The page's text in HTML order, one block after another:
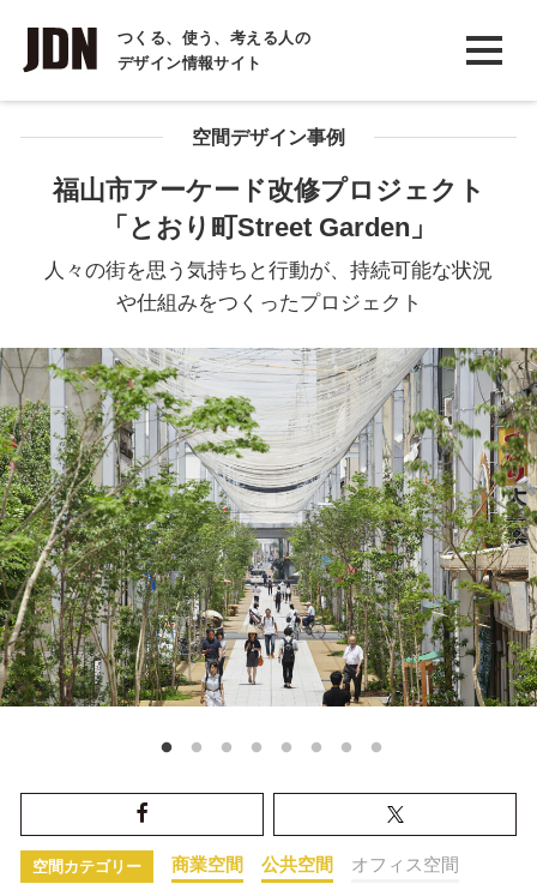
つくる、使う、考える人の
デザイン情報サイト
INTERVIEW
インタビュー
REPORT
COLUMN
コラム
空間デザイン事例
福山市アーケード改修プロジェクト
「とおり町Street Garden」
人々の街を思う気持ちと行動が、持続可能な状況
や仕組みをつくったプロジェクト
空間カテゴリー 商業空間 公共空間 オフィス空間